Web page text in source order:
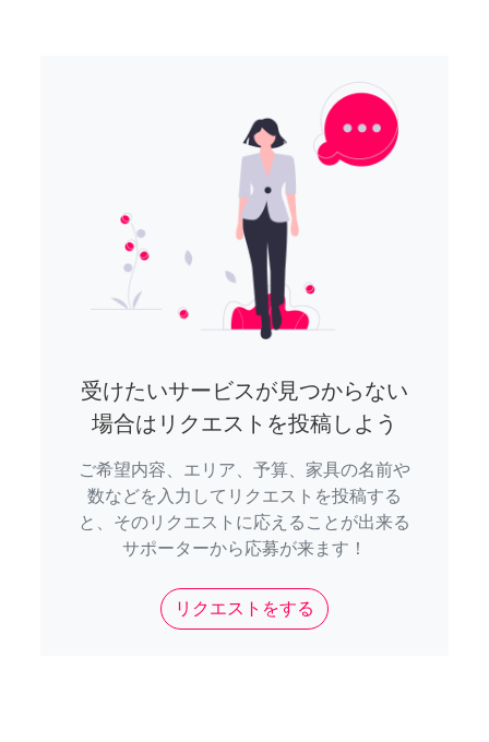
受けたいサービスが見つからない
場合はリクエストを投稿しよう
ご希望内容、エリア、予算、家具の名前や
数などを入力してリクエストを投稿する
と、そのリクエストに応えることが出来る
サポーターから応募が来ます！
リクエストをする